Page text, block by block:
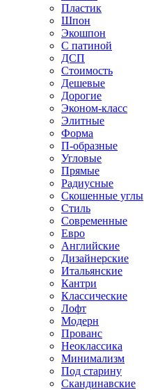
Пластик
Шпон
Экошпон
С патиной
ДСП
Стоимость
Дешевые
Дорогие
Эконом-класс
Элитные
Форма
П-образные
Угловые
Прямые
Радиусные
Скошенные углы
Стиль
Современные
Евро
Английские
Дизайнерские
Итальянские
Кантри
Классические
Лофт
Модерн
Прованс
Неоклассика
Минимализм
Под старину
Скандинавские